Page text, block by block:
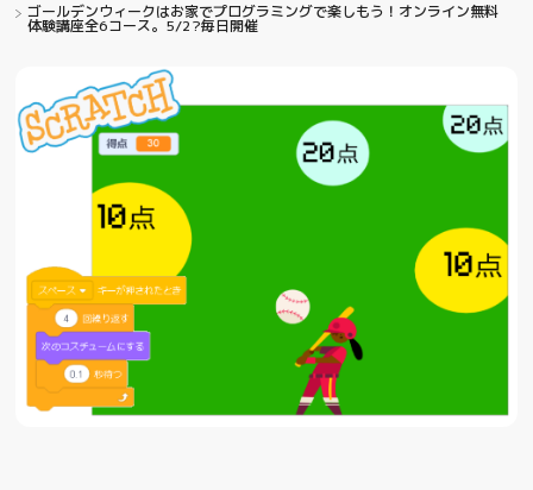
ゴールデンウィークはお家でプログラミングで楽しもう！オンライン無料
体験講座全6コース。5/2?毎日開催